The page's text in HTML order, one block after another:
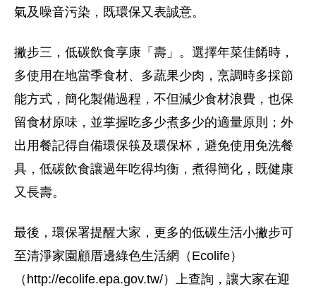
氣及噪音污染，既環保又表誠意。
撇步三，低碳飲食享康「壽」。選擇年菜佳餚時，
多使用在地當季食材、多蔬果少肉，烹調時多採節
能方式，簡化製備過程，不但減少食材浪費，也保
留食材原味，並掌握吃多少煮多少的適量原則；外
出用餐記得自備環保筷及環保杯，避免使用免洗餐
具，低碳飲食讓過年吃得均衡，煮得簡化，既健康
又長壽。
最後，環保署提醒大家，更多的低碳生活小撇步可
至清淨家園顧厝邊綠色生活網（Ecolife）
（http://ecolife.epa.gov.tw/）上查詢，讓大家在迎